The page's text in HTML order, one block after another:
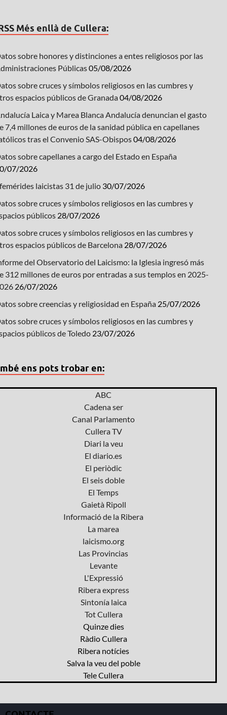
Més enllà de Cullera:
sobre honores y distinciones a entes religiosos por las
Públicas05/08/2026
sobre cruces y símbolos religiosos en las cumbres y
espacios públicos de Granada04/08/2026
Laica y Marea Blanca Andalucía denuncian el gasto
7,4 millones de euros de la sanidad pública en capellanes
tras el Convenio SAS-Obispos04/08/2026
sobre capellanes a cargo del Estado en España
07/2026
laicistas 31 de julio 30/07/2026
sobre cruces y símbolos religiosos en las cumbres y
públicos 28/07/2026
sobre cruces y símbolos religiosos en las cumbres y
espacios públicos de Barcelona 28/07/2026
del Observatorio del Laicismo: la Iglesia ingresó más
312 millones de euros por entradas a sus templos en 2025-
26/07/2026
sobre creencias y religiosidad en España 25/07/2026
sobre cruces y símbolos religiosos en las cumbres y
públicos de Toledo 23/07/2026
ens pots trobar en:
ABC
Cadena ser
Canal Parlamento
Cullera TV
Diari la veu
El diario.es
El periòdic
El seis doble
El Temps
Gaietà Ripoll
Informació de la Ribera
La marea
laicismo.org
Las Provincias
Levante
L'Expressió
Ribera express
Sintonía laica
Tot Cullera
Quinze dies
Ràdio Cullera
Ribera notícies
Salva la veu del poble
Tele Cullera